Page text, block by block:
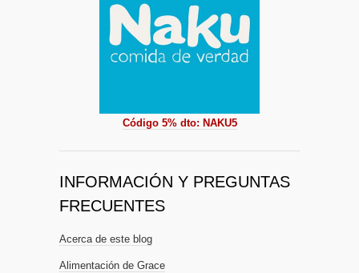
Código 5% dto: NAKU5
INFORMACIÓN Y PREGUNTAS
FRECUENTES
Acerca de este blog
Alimentación de Grace